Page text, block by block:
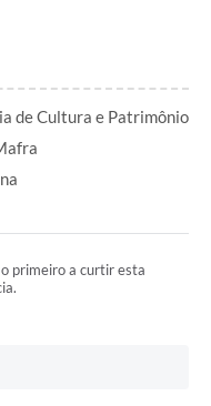
de Cultura e Patrimônio
o primeiro a curtir esta